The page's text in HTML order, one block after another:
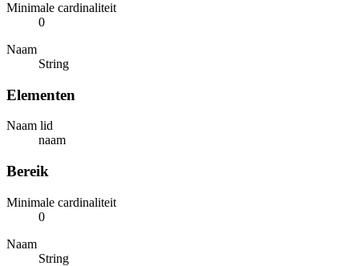
Minimale cardinaliteit
0
Naam
String
Elementen
Naam lid
naam
Bereik
Minimale cardinaliteit
0
Naam
String